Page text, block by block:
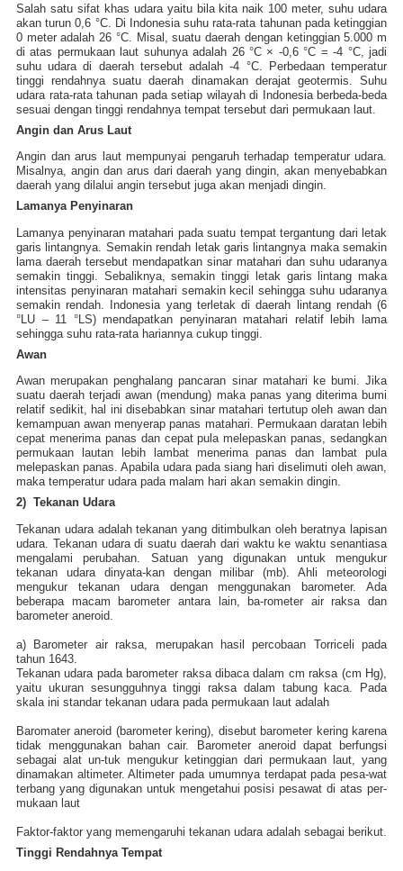
Salah satu sifat khas udara yaitu bila kita naik 100 meter, suhu udara
akan turun 0,6 °C. Di Indonesia suhu rata-rata tahunan pada ketinggian
0 meter adalah 26 °C. Misal, suatu daerah dengan ketinggian 5.000 m
di atas permukaan laut suhunya adalah 26 °C × -0,6 °C = -4 °C, jadi
suhu udara di daerah tersebut adalah -4 °C. Perbedaan temperatur
tinggi rendahnya suatu daerah dinamakan derajat geotermis. Suhu
udara rata-rata tahunan pada setiap wilayah di Indonesia berbeda-beda
sesuai dengan tinggi rendahnya tempat tersebut dari permukaan laut.
Angin dan Arus Laut
Angin dan arus laut mempunyai pengaruh terhadap temperatur udara.
Misalnya, angin dan arus dari daerah yang dingin, akan menyebabkan
daerah yang dilalui angin tersebut juga akan menjadi dingin.
Lamanya Penyinaran
Lamanya penyinaran matahari pada suatu tempat tergantung dari letak
garis lintangnya. Semakin rendah letak garis lintangnya maka semakin
lama daerah tersebut mendapatkan sinar matahari dan suhu udaranya
semakin tinggi. Sebaliknya, semakin tinggi letak garis lintang maka
intensitas penyinaran matahari semakin kecil sehingga suhu udaranya
semakin rendah. Indonesia yang terletak di daerah lintang rendah (6
°LU – 11 °LS) mendapatkan penyinaran matahari relatif lebih lama
sehingga suhu rata-rata hariannya cukup tinggi.
Awan
Awan merupakan penghalang pancaran sinar matahari ke bumi. Jika
suatu daerah terjadi awan (mendung) maka panas yang diterima bumi
relatif sedikit, hal ini disebabkan sinar matahari tertutup oleh awan dan
kemampuan awan menyerap panas matahari. Permukaan daratan lebih
cepat menerima panas dan cepat pula melepaskan panas, sedangkan
permukaan lautan lebih lambat menerima panas dan lambat pula
melepaskan panas. Apabila udara pada siang hari diselimuti oleh awan,
maka temperatur udara pada malam hari akan semakin dingin.
2) Tekanan Udara
Tekanan udara adalah tekanan yang ditimbulkan oleh beratnya lapisan
udara. Tekanan udara di suatu daerah dari waktu ke waktu senantiasa
mengalami perubahan. Satuan yang digunakan untuk mengukur
tekanan udara dinyata-kan dengan milibar (mb). Ahli meteorologi
mengukur tekanan udara dengan menggunakan barometer. Ada
beberapa macam barometer antara lain, ba-rometer air raksa dan
barometer aneroid.
a) Barometer air raksa, merupakan hasil
percobaan Torriceli pada
tahun 1643.
Tekanan udara pada barometer raksa dibaca dalam cm raksa (cm Hg),
yaitu ukuran sesungguhnya tinggi raksa dalam tabung kaca. Pada
skala ini standar tekanan udara pada permukaan laut adalah
Baromater aneroid (barometer kering), disebut barometer kering karena
tidak menggunakan bahan cair. Barometer aneroid dapat berfungsi
sebagai alat un-tuk mengukur ketinggian dari permukaan laut, yang
dinamakan altimeter. Altimeter pada umumnya terdapat pada pesa-wat
terbang yang digunakan untuk mengetahui posisi pesawat di atas per-
mukaan laut
Faktor-faktor yang memengaruhi tekanan udara adalah sebagai berikut.
Tinggi Rendahnya Tempat